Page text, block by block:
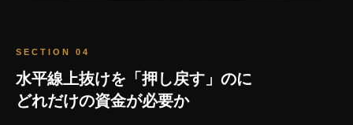
SECTION 04
水平線上抜けを「押し戻す」のに
どれだけの資金が必要か